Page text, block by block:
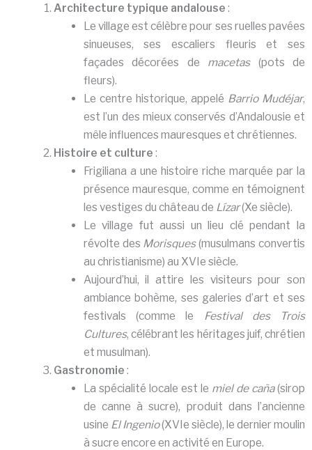
Architecture typique andalouse :
Le village est célèbre pour ses ruelles pavées
sinueuses, ses escaliers fleuris et ses
façades décorées de macetas(pots de
fleurs).
Le centre historique, appelé Barrio Mudéjar,
est l’un des mieux conservés d’Andalousie et
mêle influences mauresques et chrétiennes.
Histoire et culture :
Frigiliana a une histoire riche marquée par la
présence mauresque, comme en témoignent
les vestiges du château de Lízar(Xe siècle).
Le village fut aussi un lieu clé pendant la
révolte des Morisques(musulmans convertis
au christianisme) au XVIe siècle.
Aujourd’hui, il attire les visiteurs pour son
ambiance bohème, ses galeries d’art et ses
festivals (comme le
Festival des Trois
Cultures, célébrant les héritages juif, chrétien
et musulman).
Gastronomie :
La spécialité locale est le miel de caña(sirop
de canne à sucre), produit dans l’ancienne
usine El Ingenio(XVIe siècle), le dernier moulin
à sucre encore en activité en Europe.